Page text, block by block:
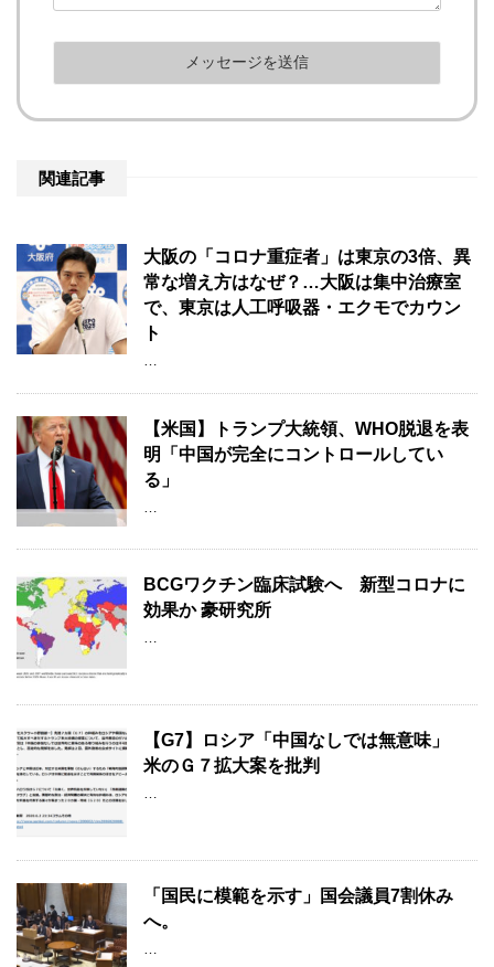
関連記事
大阪の「コロナ重症者」は東京の3倍、異
常な増え方はなぜ？…大阪は集中治療室
で、東京は人工呼吸器・エクモでカウン
ト
【米国】トランプ大統領、WHO脱退を表
明「中国が完全にコントロールしてい
る」
BCGワクチン臨床試験へ 新型コロナに
効果か 豪研究所
【G7】ロシア「中国なしでは無意味」
米のＧ７拡大案を批判
「国民に模範を示す」国会議員7割休み
へ。